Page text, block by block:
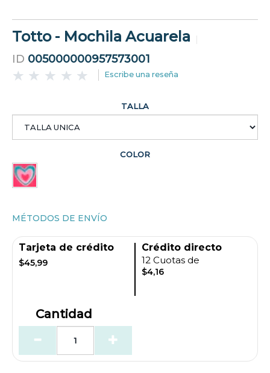
Totto - Mochila Acuarela
ID 005000000957573001
Escribe una reseña
TALLA
COLOR
MÉTODOS DE ENVÍO
Tarjeta de crédito
$45,99
Crédito directo
12 Cuotas de
$4,16
Cantidad